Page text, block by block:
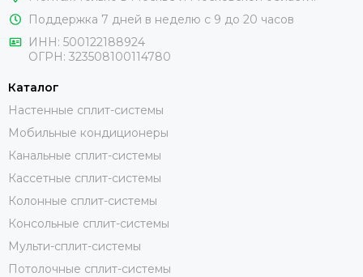
Поддержка 7 дней в неделю с 9 до 20 часов
ИНН: 500122188924
ОГРН: 323508100114780
Каталог
Настенные сплит-системы
Мобильные кондиционеры
Канальные сплит-системы
Кассетные сплит-системы
Колонные сплит-системы
Консольные сплит-системы
Мульти-сплит-системы
Потолочные сплит-системы